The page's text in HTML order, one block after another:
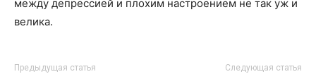
между депрессией и плохим настроением не так уж и
велика.
Предыдущая статья Следующая статья